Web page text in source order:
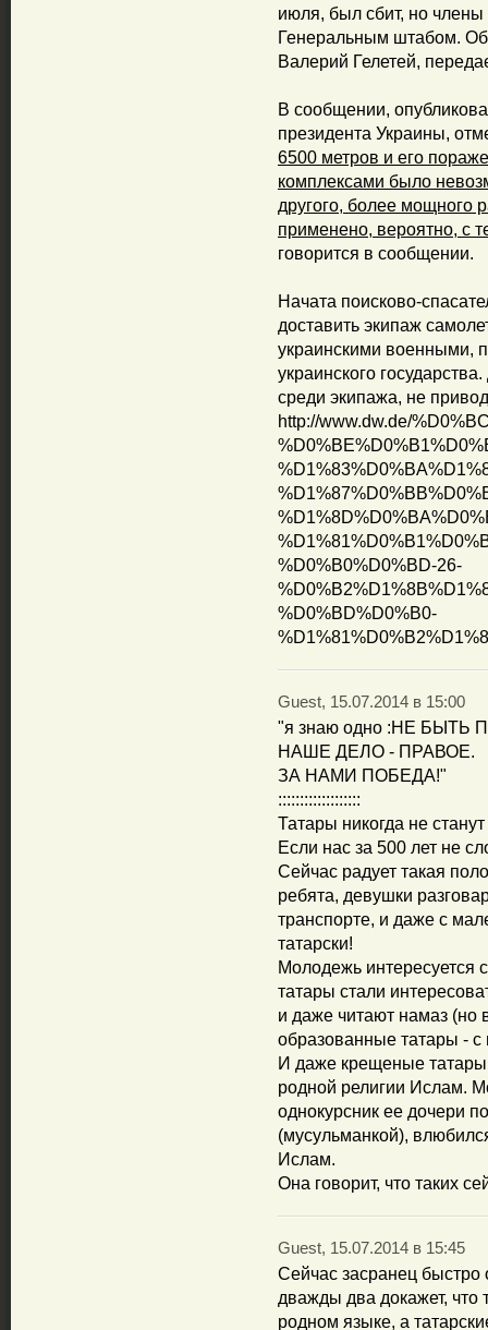
июля, был сбит, но
Генеральным штабом.
Валерий Гелетей,
В сообщении,
президента Украины,
6500 метров и его
комплексами было
другого, более мощного
применено, вероятно, с
говорится в сообщении.
Начата поисково-
доставить экипаж
украинскими военными,
украинского
среди экипажа, не
http://www.dw.de/
%D0%B0%D0%BD-26-
%D0%BD%D0%B0-
Guest, 15.07.2014 в 15:00
"я знаю одно :НЕ БЫТЬ
НАШЕ ДЕЛО - ПРАВОЕ.
ЗА НАМИ ПОБЕДА!"
:::::::::::::::::::
Татары никогда не
Если нас за 500 лет не
Сейчас радует такая
ребята, девушки
транспорте, и даже с
татарски!
Молодежь интересуется
татары стали
и даже читают намаз (но
образованные татары -
И даже крещеные
родной религии Ислам.
однокурсник ее дочери
(мусульманкой),
Ислам.
Она говорит, что таких
Guest, 15.07.2014 в 15:45
Сейчас засранец быстро
дважды два докажет, что
родном языке, а